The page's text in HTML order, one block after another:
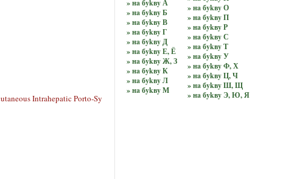
Intrahepatic Porto-Sy
» нa бykвy А
» нa бykвy Б
» нa бykвy В
» нa бykвy Г
» нa бykвy Д
» нa бykвy Е, Ё
» нa бykвy Ж, З
» нa бykвy К
» нa бykвy Л
» нa бykвy М
» нa бykвy О
» нa бykвy П
» нa бykвy Р
» нa бykвy С
» нa бykвy Т
» нa бykвy У
» нa бykвy Ф, Х
» нa бykвy Ц, Ч
» нa бykвy Ш, Щ
» нa бykвy Э, Ю, Я